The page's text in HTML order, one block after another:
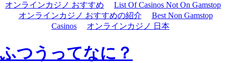
オンラインカジノ おすすめ
List Of Casinos Not On Gamstop
オンラインカジノ おすすめの紹介
Best Non Gamstop
Casinos
オンラインカジノ 日本
ふつうってなに？